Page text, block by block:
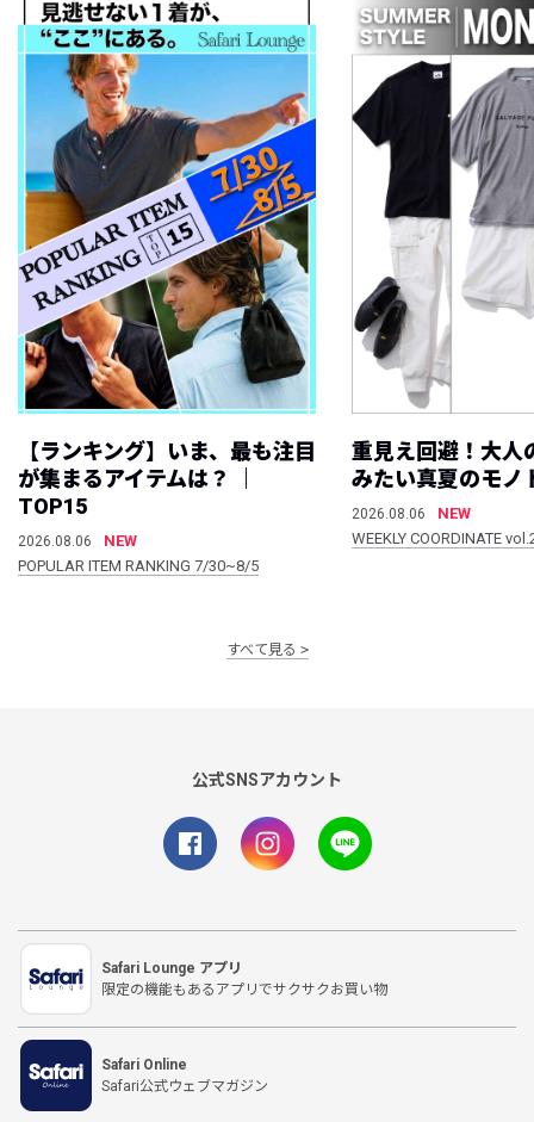
【ランキング】いま、最も注目
が集まるアイテムは？ ｜
TOP15
2026.08.06
NEW
POPULAR ITEM RANKING 7/30~8/5
重見え回避！大人
みたい真夏のモノ
2026.08.06
NEW
WEEKLY COORDINATE
すべて見る
公式SNSアカウント
Safari Lounge アプリ
限定の機能もあるアプリでサクサクお買い物
Safari Online
Safari公式ウェブマガジン